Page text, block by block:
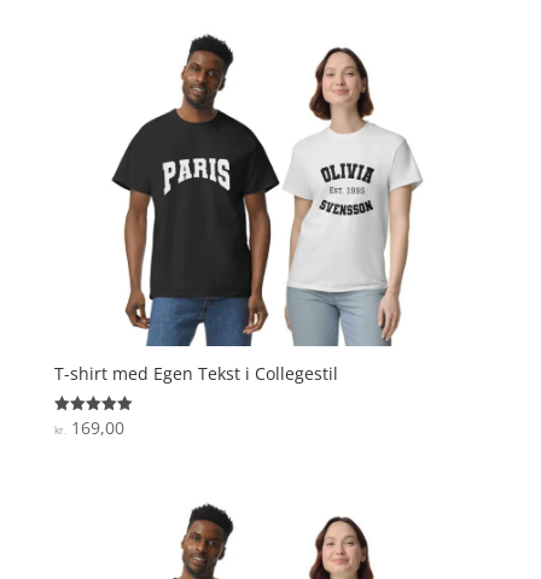
T-shirt med Egen Tekst i Collegestil
Vurderet
5
kr.169,00